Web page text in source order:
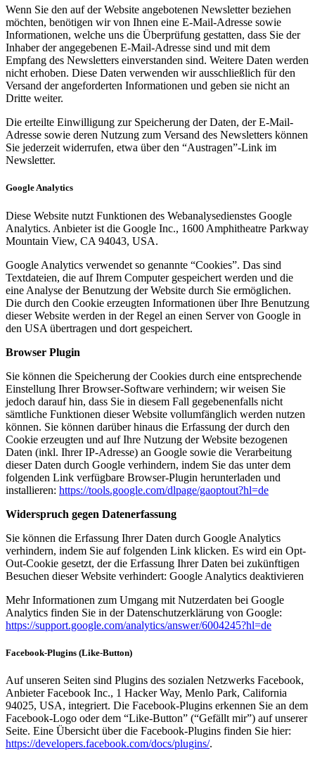
Wenn Sie den auf der Website angebotenen Newsletter beziehen
möchten, benötigen wir von Ihnen eine E-Mail-Adresse sowie
Informationen, welche uns die Überprüfung gestatten, dass Sie der
Inhaber der angegebenen E-Mail-Adresse sind und mit dem
Empfang des Newsletters einverstanden sind. Weitere Daten werden
nicht erhoben. Diese Daten verwenden wir ausschließlich für den
Versand der angeforderten Informationen und geben sie nicht an
Dritte weiter.
Die erteilte Einwilligung zur Speicherung der Daten, der E-Mail-
Adresse sowie deren Nutzung zum Versand des Newsletters können
Sie jederzeit widerrufen, etwa über den “Austragen”-Link im
Newsletter.
Google Analytics
Diese Website nutzt Funktionen des Webanalysedienstes Google
Analytics. Anbieter ist die Google Inc., 1600 Amphitheatre Parkway
Mountain View, CA 94043, USA.
Google Analytics verwendet so genannte “Cookies”. Das sind
Textdateien, die auf Ihrem Computer gespeichert werden und die
eine Analyse der Benutzung der Website durch Sie ermöglichen.
Die durch den Cookie erzeugten Informationen über Ihre Benutzung
dieser Website werden in der Regel an einen Server von Google in
den USA übertragen und dort gespeichert.
Browser Plugin
Sie können die Speicherung der Cookies durch eine entsprechende
Einstellung Ihrer Browser-Software verhindern; wir weisen Sie
jedoch darauf hin, dass Sie in diesem Fall gegebenenfalls nicht
sämtliche Funktionen dieser Website vollumfänglich werden nutzen
können. Sie können darüber hinaus die Erfassung der durch den
Cookie erzeugten und auf Ihre Nutzung der Website bezogenen
Daten (inkl. Ihrer IP-Adresse) an Google sowie die Verarbeitung
dieser Daten durch Google verhindern, indem Sie das unter dem
folgenden Link verfügbare Browser-Plugin herunterladen und
installieren: https://tools.google.com/dlpage/gaoptout?hl=de
Widerspruch gegen Datenerfassung
Sie können die Erfassung Ihrer Daten durch Google Analytics
verhindern, indem Sie auf folgenden Link klicken. Es wird ein Opt-
Out-Cookie gesetzt, der die Erfassung Ihrer Daten bei zukünftigen
Besuchen dieser Website verhindert: Google Analytics deaktivieren
Mehr Informationen zum Umgang mit Nutzerdaten bei Google
Analytics finden Sie in der Datenschutzerklärung von Google:
https://support.google.com/analytics/answer/6004245?hl=de
Facebook-Plugins (Like-Button)
Auf unseren Seiten sind Plugins des sozialen Netzwerks Facebook,
Anbieter Facebook Inc., 1 Hacker Way, Menlo Park, California
94025, USA, integriert. Die Facebook-Plugins erkennen Sie an dem
Facebook-Logo oder dem “Like-Button” (“Gefällt mir”) auf unserer
Seite. Eine Übersicht über die Facebook-Plugins finden Sie hier:
https://developers.facebook.com/docs/plugins/.